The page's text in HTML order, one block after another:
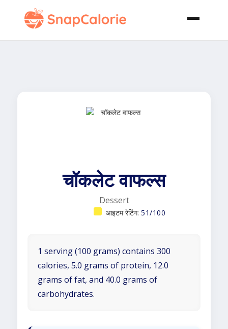
चॉकलेट वाफल्स
Dessert
आइटम रेटिंग: 51/100
1 serving (100 grams) contains 300
calories, 5.0 grams of protein, 12.0
grams of fat, and 40.0 grams of
carbohydrates.